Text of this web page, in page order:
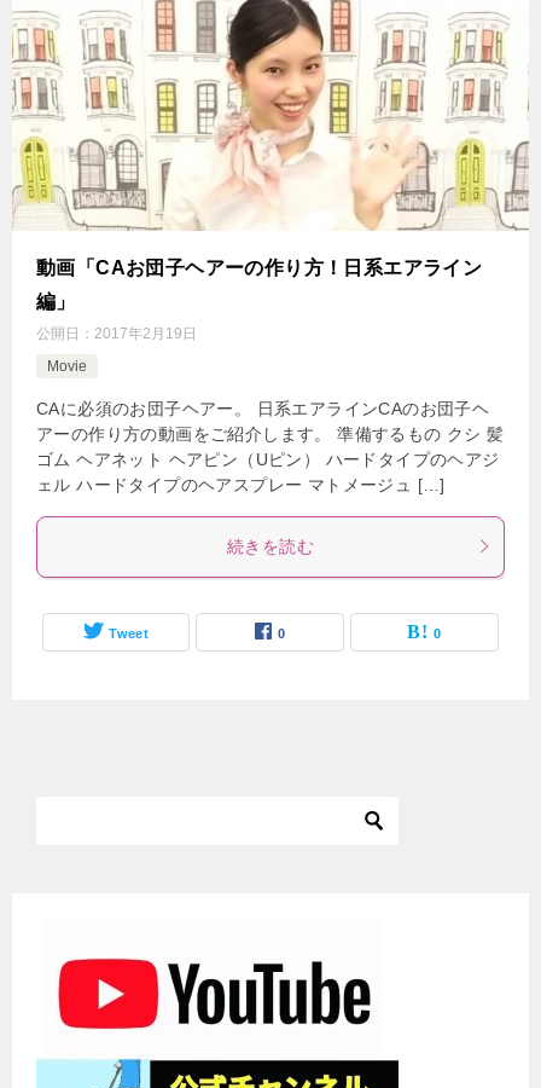
動画「CAお団子ヘアーの作り方！日系エアライン
編」
公開日： 2017年2月19日
Movie
CAに必須のお団子ヘアー。 日系エアラインCAのお団子ヘ
アーの作り方の動画をご紹介します。 準備するもの クシ 髪
ゴム ヘアネット ヘアピン（Uピン） ハードタイプのヘアジ
ェル ハードタイプのヘアスプレー マトメージュ […]
続きを読む
Tweet 0 0